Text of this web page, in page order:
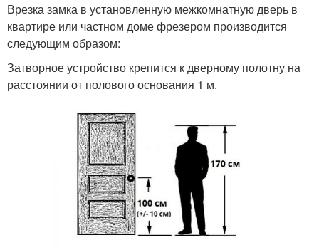
Врезка замка в установленную межкомнатную дверь в
квартире или частном доме фрезером производится
следующим образом:
Затворное устройство крепится к дверному полотну на
расстоянии от полового основания 1 м.